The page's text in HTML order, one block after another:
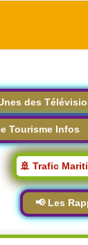
des
Tourisme Infos
🚢 Trafic
📢 Les